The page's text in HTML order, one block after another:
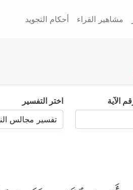
مشاهير القراء أحكام التجويد
الآية اختر التفسير